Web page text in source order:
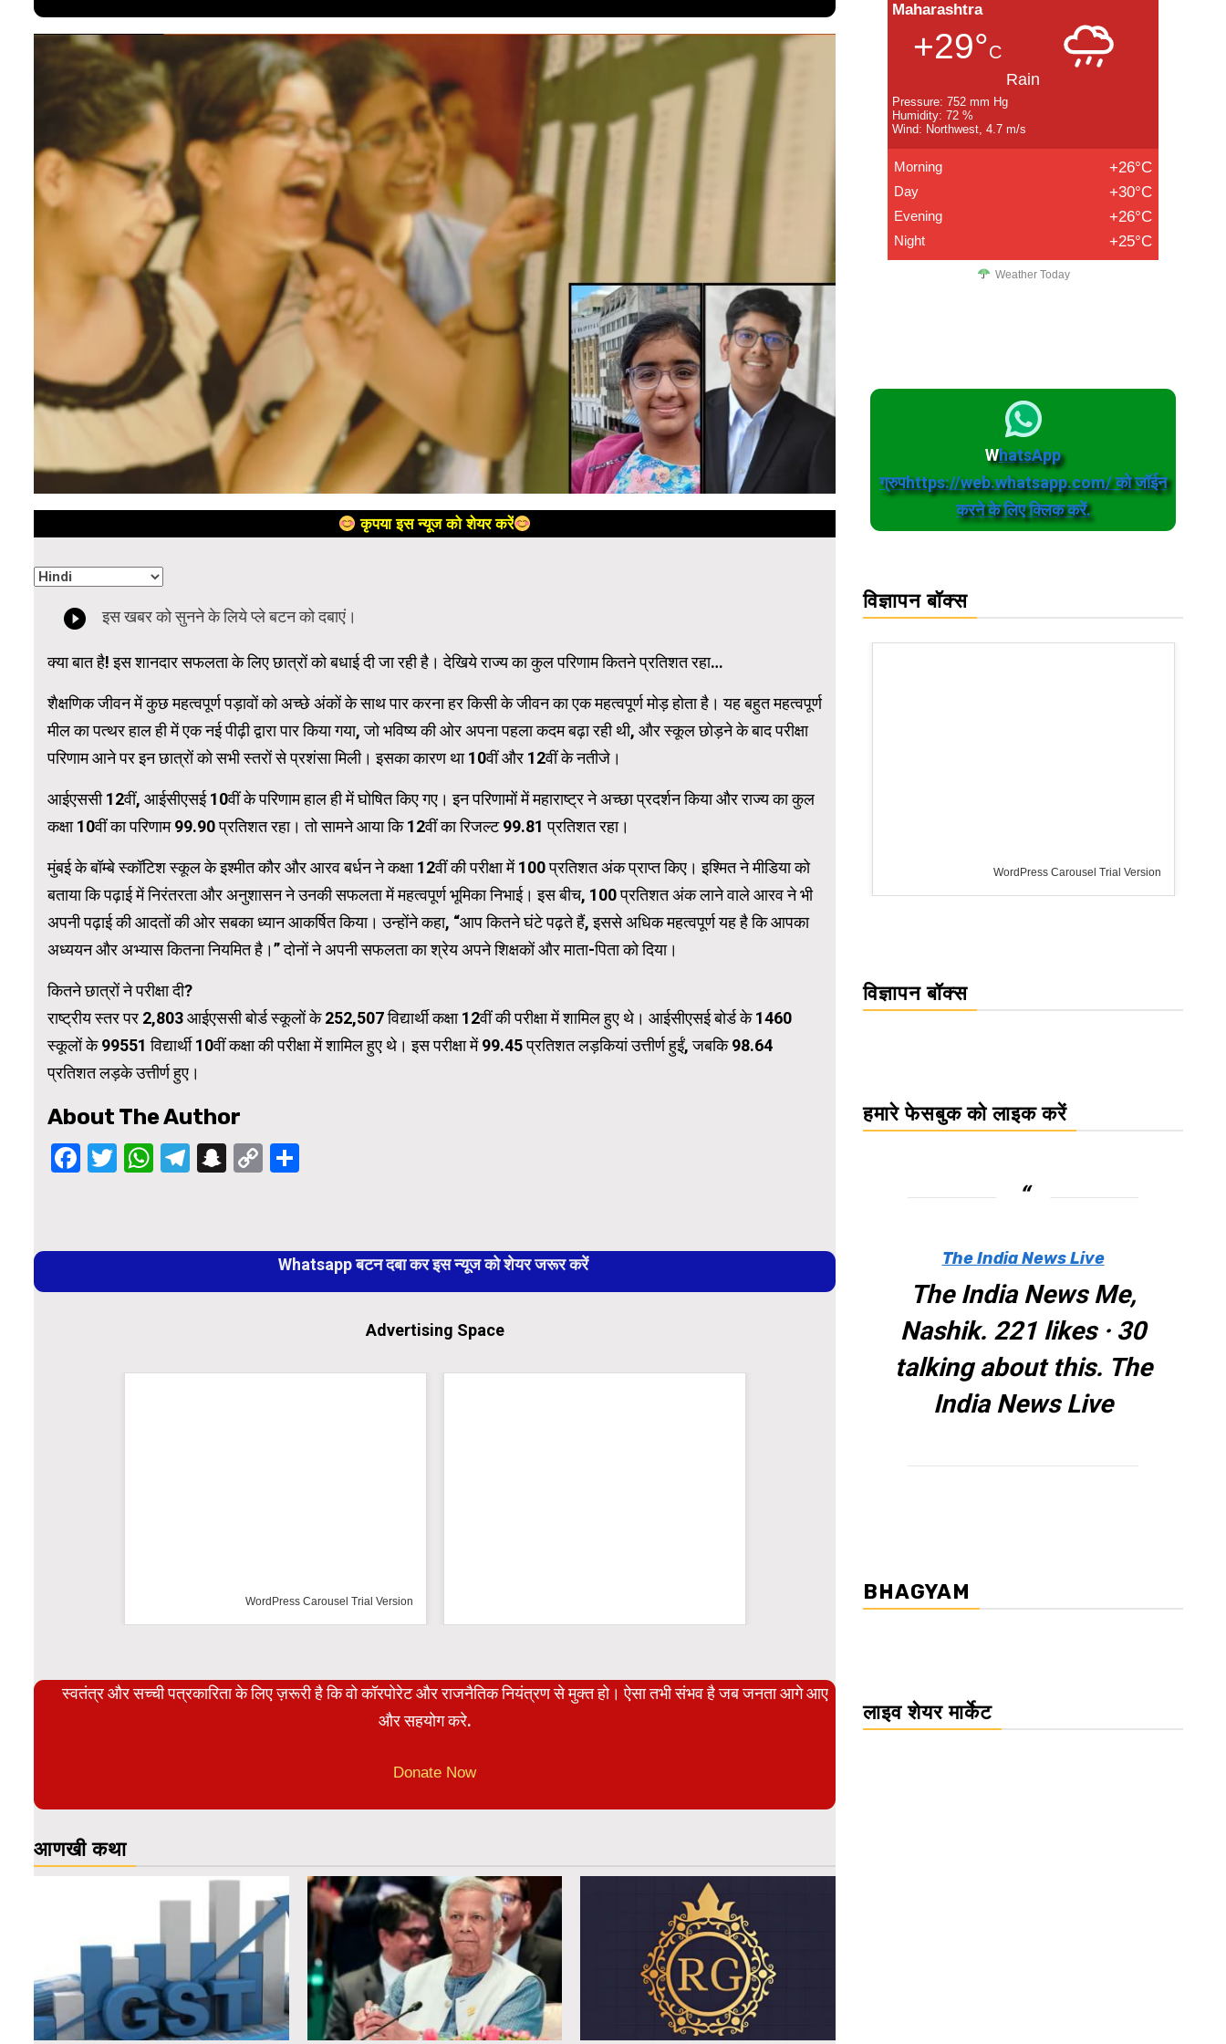
कृपया इस न्यूज को शेयर करें
क्या बात है! इस शानदार सफलता के लिए छात्रों को बधाई दी जा रही है। देखिये राज्य का कुल परिणाम कितने प्रतिशत रहा…
शैक्षणिक जीवन में कुछ महत्वपूर्ण पड़ावों को अच्छे अंकों के साथ पार करना हर किसी के जीवन का एक महत्वपूर्ण मोड़ होता है। यह बहुत महत्वपूर्ण
मील का पत्थर हाल ही में एक नई पीढ़ी द्वारा पार किया गया, जो भविष्य की ओर अपना पहला कदम बढ़ा रही थी, और स्कूल छोड़ने के बाद परीक्षा
परिणाम आने पर इन छात्रों को सभी स्तरों से प्रशंसा मिली। इसका कारण था 10वीं और 12वीं के नतीजे।
आईएससी 12वीं, आईसीएसई 10वीं के परिणाम हाल ही में घोषित किए गए। इन परिणामों में महाराष्ट्र ने अच्छा प्रदर्शन किया और राज्य का कुल
कक्षा 10वीं का परिणाम 99.90 प्रतिशत रहा। तो सामने आया कि 12वीं का रिजल्ट 99.81 प्रतिशत रहा।
मुंबई के बॉम्बे स्कॉटिश स्कूल के इश्मीत कौर और आरव बर्धन ने कक्षा 12वीं की परीक्षा में 100 प्रतिशत अंक प्राप्त किए। इश्मित ने मीडिया को
बताया कि पढ़ाई में निरंतरता और अनुशासन ने उनकी सफलता में महत्वपूर्ण भूमिका निभाई। इस बीच, 100 प्रतिशत अंक लाने वाले आरव ने भी
अपनी पढ़ाई की आदतों की ओर सबका ध्यान आकर्षित किया। उन्होंने कहा, “आप कितने घंटे पढ़ते हैं, इससे अधिक महत्वपूर्ण यह है कि आपका
अध्ययन और अभ्यास कितना नियमित है।” दोनों ने अपनी सफलता का श्रेय अपने शिक्षकों और माता-पिता को दिया।
कितने छात्रों ने परीक्षा दी?
राष्ट्रीय स्तर पर 2,803 आईएससी बोर्ड स्कूलों के 252,507 विद्यार्थी कक्षा 12वीं की परीक्षा में शामिल हुए थे। आईसीएसई बोर्ड के 1460
स्कूलों के 99551 विद्यार्थी 10वीं कक्षा की परीक्षा में शामिल हुए थे। इस परीक्षा में 99.45 प्रतिशत लड़कियां उत्तीर्ण हुईं, जबकि 98.64
प्रतिशत लड़के उत्तीर्ण हुए।
About The Author
Facebook
Twitter
WhatsApp
Telegram
Snapchat
Copy
Reading
Whatsapp बटन दबा कर इस न्यूज को शेयर जरूर करें
Advertising Space
WordPress Carousel Trial Version WordPress Carousel Trial Version
स्वतंत्र और सच्ची पत्रकारिता के लिए ज़रूरी है कि वो कॉरपोरेट और राजनैतिक नियंत्रण से मुक्त हो। ऐसा तभी संभव है जब जनता आगे आए
और सहयोग करे.
Donate Now
आणखी कथा
Maharashtra
+29°C
Rain
Pressure: 752 mm Hg
Humidity: 72 %
Wind: Northwest, 4.7 m/s
Morning +26°C
Day +30°C
Evening +26°C
Night +25°C
Weather Today
WhatsApp
ग्रुपhttps://web.whatsapp.com/ को जॉईन
करने के लिए क्लिक करें.
विज्ञापन बॉक्स
WordPress Carousel Trial Version WordPress Carousel Trial Version
विज्ञापन बॉक्स
हमारे फेसबुक को लाइक करें
The India News Live
The India News Me,
Nashik. 221 likes · 30
talking about this. The
India News Live
BHAGYAM
लाइव शेयर मार्केट